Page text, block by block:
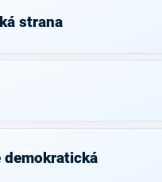
strana
demokratická